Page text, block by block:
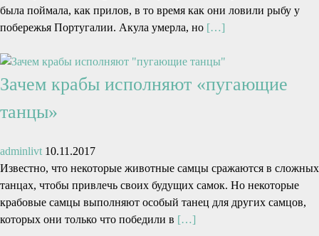
была поймала, как прилов, в то время как они ловили рыбу у
побережья Португалии. Акула умерла, но […]
Зачем крабы исполняют «пугающие
танцы»
adminlivt 10.11.2017
Известно, что некоторые животные самцы сражаются в сложных
танцах, чтобы привлечь своих будущих самок. Но некоторые
крабовые самцы выполняют особый танец для других самцов,
которых они только что победили в […]